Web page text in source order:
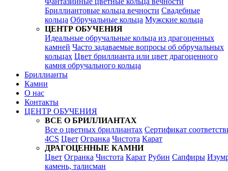
Бриллиантовые кольца вечности Свадебные
кольца Обручальные кольца Мужские кольца
ЦЕНТР ОБУЧЕНИЯ
Идеальные обручальные кольца из драгоценных
камней Часто задаваемые вопросы об обручальных
кольцах Цвет бриллианта или цвет драгоценного
камня обручального кольца
Бриллианты
Камни
О нас
Контакты
ЦЕНТР ОБУЧЕНИЯ
ВСЕ О БРИЛЛИАНТАХ
Все о цветных бриллиантах Сертификат
4CS Цвет Огранка Чистота Карат
ДРАГОЦЕННЫЕ КАМНИ
Цвет Огранка Чистота Карат Рубин Сапфиры
камень, талисман